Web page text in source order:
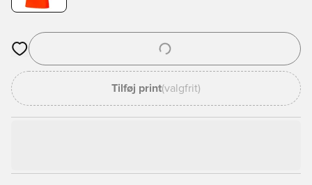
Åbner en Modal til at logge ind eller tilmelde dig som medlem
Tilføj print(valgfrit)